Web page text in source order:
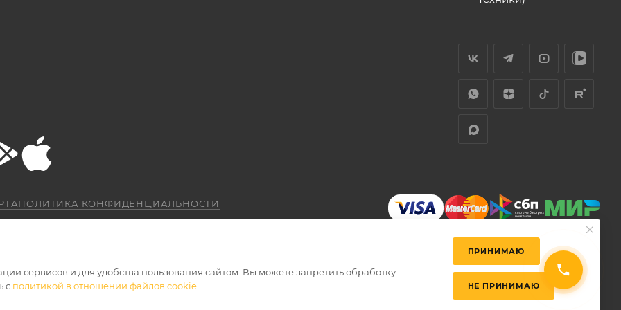
ПОЛИТИКА КОНФИДЕНЦИАЛЬНОСТИ
сервисов и для удобства пользования сайтом. Вы можете запретить обработку
с политикой в отношении файлов cookie
ПРИНИМАЮ
НЕ ПРИНИМАЮ